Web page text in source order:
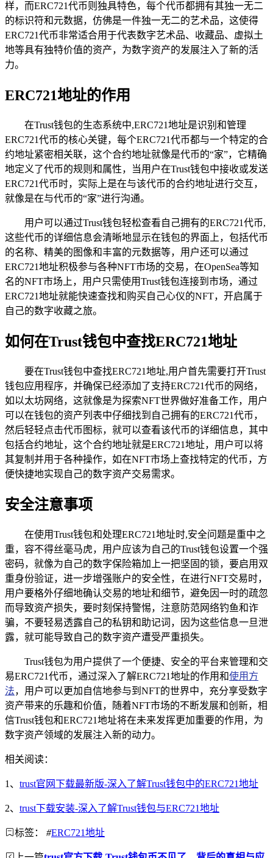
样，而ERC721代币则独具特色，每个代币都拥有其独一无二
的标识符和元数据，仿佛是一件独一无二的艺术品，这使得
ERC721代币非常适合用于代表数字艺术品、收藏品、虚拟土
地等具有独特价值的资产，为数字资产的发展注入了新的活
力。
ERC721地址的作用
在Trust钱包的生态系统中,ERC721地址是识别和管理
ERC721代币的核心关键，每个ERC721代币都与一个特定的合
约地址紧密相关联，这个合约地址就像是代币的“家”，它精确
地定义了代币的规则和属性，当用户在Trust钱包中接收或发送
ERC721代币时，实际上是在与该代币的合约地址进行交互，
就像是在与代币的“家”进行沟通。
用户可以通过Trust钱包轻松查看自己拥有的ERC721代币,
这些代币的详细信息会清晰地显示在钱包的界面上，包括代币
的名称、精美的图像和丰富的元数据等，用户还可以通过
ERC721地址积极参与各种NFT市场的交易，在OpenSea等知
名的NFT市场上，用户只需使用Trust钱包连接到市场，通过
ERC721地址就能快速查找和购买自己心仪的NFT，开启属于
自己的数字收藏之旅。
如何在Trust钱包中查找ERC721地址
要在Trust钱包中查找ERC721地址,用户首先需要打开Trust
钱包应用程序，并确保已经添加了支持ERC721代币的网络，
如以太坊网络，这就像是为探索NFT世界做好准备工作，用户
可以在钱包的资产列表中仔细找到自己拥有的ERC721代币，
然后轻轻点击代币图标，就可以查看该代币的详细信息，其中
包括合约地址，这个合约地址就是ERC721地址，用户可以将
其复制并用于各种操作，如在NFT市场上查找特定的代币，方
便快捷地实现自己的数字资产交易需求。
安全注意事项
在使用Trust钱包和处理ERC721地址时,安全问题是重中之
重，容不得丝毫马虎，用户应该为自己的Trust钱包设置一个强
密码，就像为自己的数字保险箱加上一把坚固的锁，要启用双
重身份验证，进一步增强账户的安全性，在进行NFT交易时，
用户要格外仔细地确认交易的地址和细节，避免因一时的疏忽
而导致资产损失，要时刻保持警惕，注意防范网络钓鱼和诈
骗，不要轻易透露自己的私钥和助记词，因为这些信息一旦泄
露，就可能导致自己的数字资产遭受严重损失。
Trust钱包为用户提供了一个便捷、安全的平台来管理和交
易ERC721代币，通过深入了解ERC721地址的作用和使用方
法，用户可以更加自信地参与到NFT的世界中，充分享受数字
资产带来的乐趣和价值，随着NFT市场的不断发展和创新，相
信Trust钱包和ERC721地址将在未来发挥更加重要的作用，为
数字资产领域的发展注入新的动力。
相关阅读：
1、 trust官网下载最新版-深入了解Trust钱包中的ERC721地址
2、 trust下载安装-深入了解Trust钱包与ERC721地址
标签： #ERC721地址